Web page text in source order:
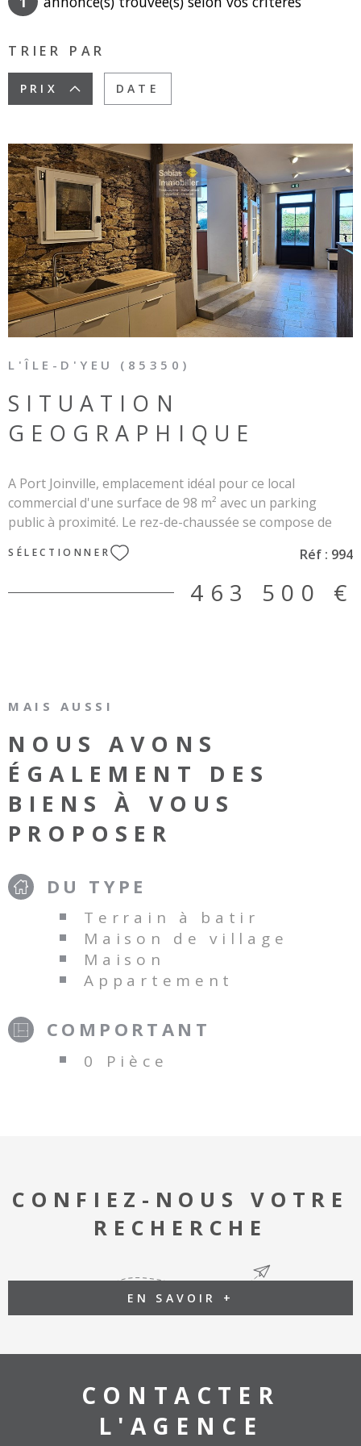
TRIER PAR
PRIX DATE
L'ÎLE-D'YEU (85350)
SITUATION
GEOGRAPHIQUE
A Port Joinville, emplacement idéal pour ce local
commercial d'une surface de 98 m² avec un parking
public à proximité. Le rez-de-chaussée se compose de
deux pièces (32 et 35 m²) et d’un étage espace
bureau/détente de 31 m² avec coin cuisine/WC. Les
mélangeant l’ancien et le moderne. Une partie du bien
SÉLECTIONNER Réf : 994
463 500 €
VOIR LE BIEN
MAIS AUSSI
NOUS AVONS
ÉGALEMENT DES
BIENS À VOUS
PROPOSER
DU TYPE
Terrain à batir
Maison de village
Maison
Appartement
COMPORTANT
0 Pièce
CONFIEZ-NOUS VOTRE
RECHERCHE
EN SAVOIR +
CONTACTER
L'AGENCE
SURFACE
PIÈCES
RÉFÉRENCE
CRITÈRES
SUPPLÉMENTAIRES
Piscine
Parking
Terrasse